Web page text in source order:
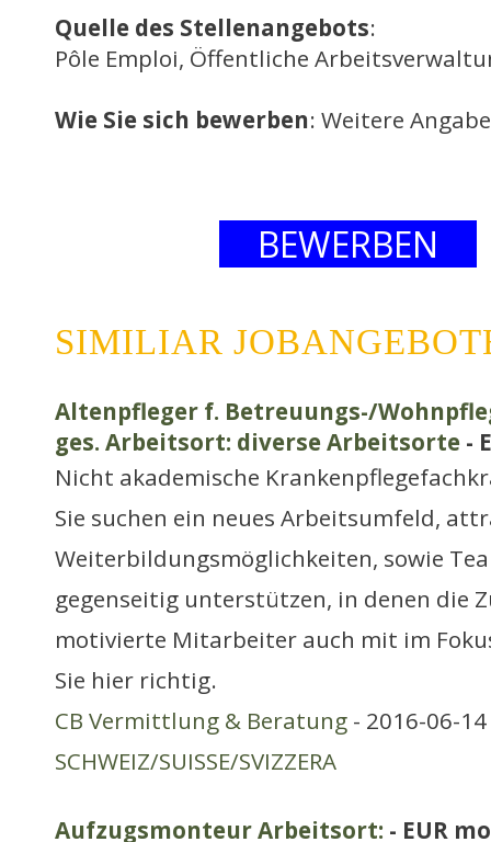
Quelle des Stellenangebots:
Pôle Emploi, Öffentliche
Wie Sie sich bewerben: Weitere
BEWERBEN
SIMILIAR
Altenpfleger f. Betreuungs-/
ges. Arbeitsort: diverse Arbeitsorte -
Nicht akademische
Sie suchen ein neues Arbeitsumfeld,
Weiterbildungsmöglichkeiten, sowie
gegenseitig unterstützen, in denen die
motivierte Mitarbeiter auch mit im
Sie hier richtig.
CB Vermittlung & Beratung - 2016-06-
SCHWEIZ/SUISSE/SVIZZERA
Aufzugsmonteur Arbeitsort: - EUR